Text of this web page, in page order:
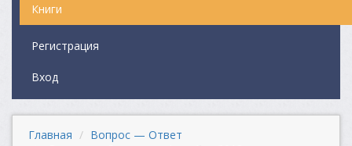
Книги
Регистрация
Вход
Главная
Вопрос — Ответ